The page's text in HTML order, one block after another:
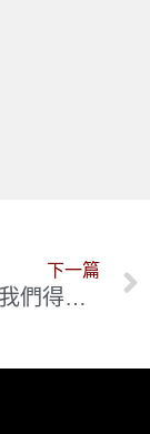
下一篇
因為他 讓我們得以窺探頂尖薄酒萊的完整樣貌 歷久彌堅的 Jean Foillard